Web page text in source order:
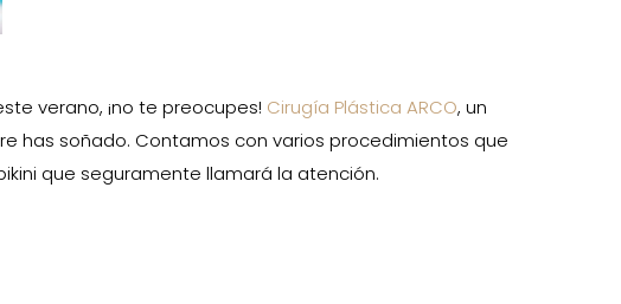
verano, ¡no te preocupes! Cirugía Plástica ARCO, un
has soñado. Contamos con varios procedimientos que
que seguramente llamará la atención.